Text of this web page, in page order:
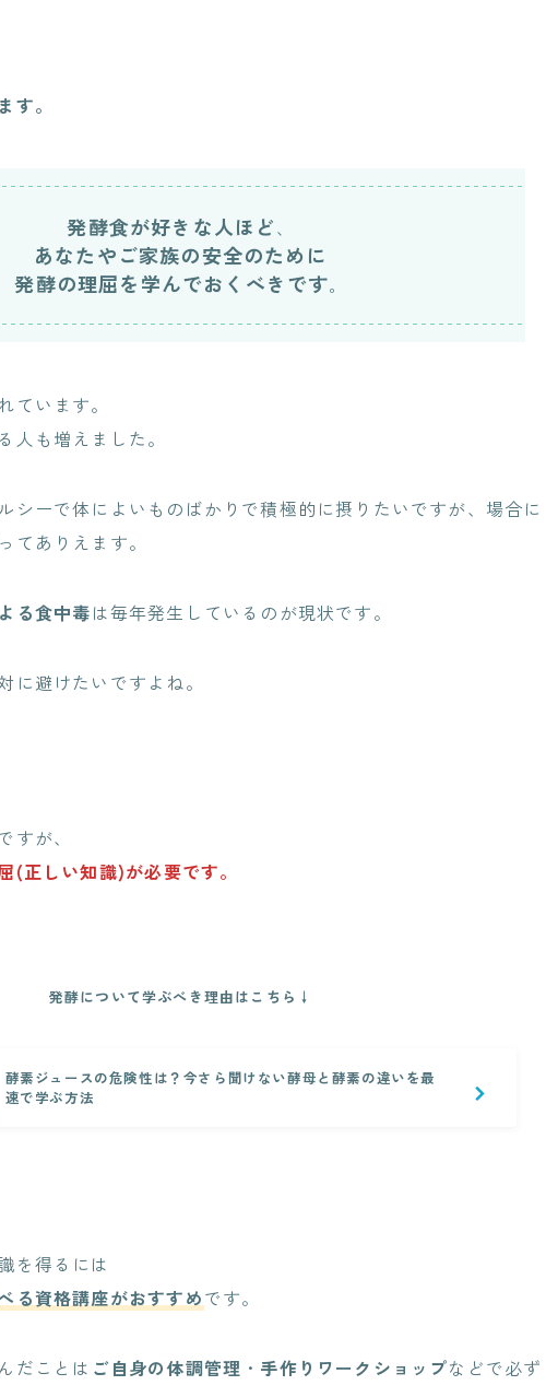
す。
発酵食が好きな人ほど、
あなたやご家族の安全のために
発酵の理屈を学んでおくべきです。
ています。
人も増えました。
シーで体によいものばかりで積極的に摂りたいですが、場合に
てありえます。
る食中毒は毎年発生しているのが現状です。
に避けたいですよね。
すが、
(正しい知識)が必要です。
発酵について学ぶべき理由はこちら↓
酵素ジュースの危険性は？今さら聞けない酵母と酵素の違いを最
速で学ぶ方法
を得るには
る資格講座がおすすめです。
だことは ご自身の体調管理 ・ 手作りワークショップなどで必ず